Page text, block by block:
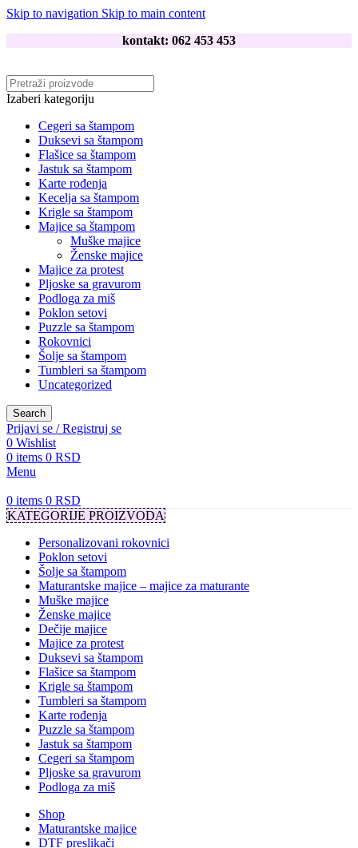
Skip to navigation Skip to main content
kontakt: 062 453 453
Izaberi kategoriju
Cegeri sa štampom
Duksevi sa štampom
Flašice sa štampom
Jastuk sa štampom
Karte rođenja
Kecelja sa štampom
Krigle sa štampom
Majice sa štampom
Muške majice
Ženske majice
Majice za protest
Pljoske sa gravurom
Podloga za miš
Poklon setovi
Puzzle sa štampom
Rokovnici
Šolje sa štampom
Tumbleri sa štampom
Uncategorized
Search
Prijavi se / Registruj se
0 Wishlist
0 items 0 RSD
Menu
0 items 0 RSD
KATEGORIJE PROIZVODA
Personalizovani rokovnici
Poklon setovi
Šolje sa štampom
Maturantske majice – majice za maturante
Muške majice
Ženske majice
Dečije majice
Majice za protest
Duksevi sa štampom
Flašice sa štampom
Krigle sa štampom
Tumbleri sa štampom
Karte rođenja
Puzzle sa štampom
Jastuk sa štampom
Cegeri sa štampom
Pljoske sa gravurom
Podloga za miš
Shop
Maturantske majice
DTF preslikači